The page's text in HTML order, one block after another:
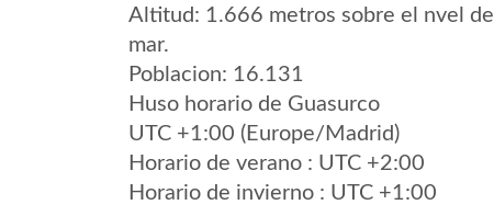
Altitud: 1.666 metros sobre el nvel del
mar.
Poblacion: 16.131
Huso horario de Guasurco
UTC +1:00 (Europe/Madrid)
Horario de verano : UTC +2:00
Horario de invierno : UTC +1:00